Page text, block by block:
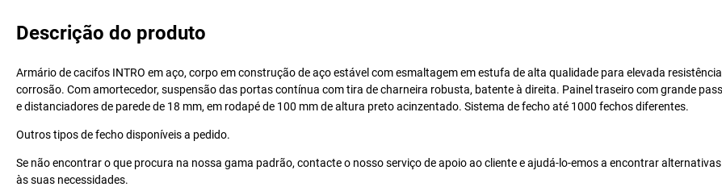
Descrição do produto
Armário de cacifos INTRO em aço, corpo em construção de aço estável com esmaltagem em estufa de alta qualidade para elevada resistência
corrosão. Com amortecedor, suspensão das portas contínua com tira de charneira robusta, batente à direita. Painel traseiro com grande
e distanciadores de parede de 18 mm, em rodapé de 100 mm de altura preto acinzentado. Sistema de fecho até 1000 fechos diferentes.
Outros tipos de fecho disponíveis a pedido.
Se não encontrar o que procura na nossa gama padrão, contacte o nosso serviço de apoio ao cliente e ajudá-lo-emos a encontrar
às suas necessidades.